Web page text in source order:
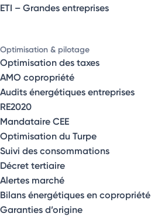
ETI – Grandes entreprises
Optimisation & pilotage
Optimisation des taxes
AMO copropriété
Audits énergétiques entreprises
RE2020
Mandataire CEE
Optimisation du Turpe
Suivi des consommations
Décret tertiaire
Alertes marché
Bilans énergétiques en copropriété
Garanties d’origine